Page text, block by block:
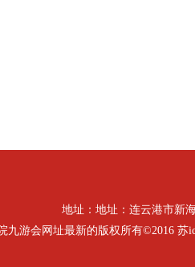
地址：地址：连云港市新
游会网址最新的版权所有©2016 苏